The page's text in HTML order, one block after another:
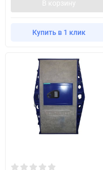
В корзину
Купить в 1 клик